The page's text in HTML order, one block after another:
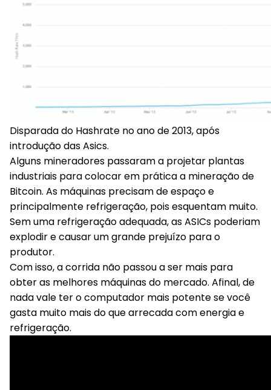
Disparada do Hashrate no ano de 2013, após
introdução das Asics.
Alguns mineradores passaram a projetar plantas
industriais para colocar em prática a mineração de
Bitcoin. As máquinas precisam de espaço e
principalmente refrigeração, pois esquentam muito.
Sem uma refrigeração adequada, as ASICs poderiam
explodir e causar um grande prejuízo para o
produtor.
Com isso, a corrida não passou a ser mais para
obter as melhores máquinas do mercado. Afinal, de
nada vale ter o computador mais potente se você
gasta muito mais do que arrecada com energia e
refrigeração.